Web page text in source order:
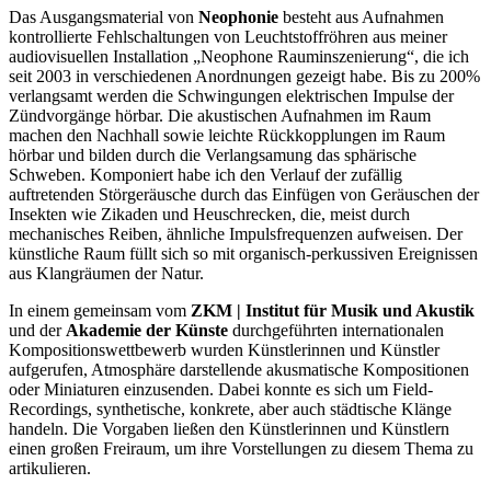
Das Ausgangsmaterial von Neophonie besteht aus Aufnahmen
kontrollierte Fehlschaltungen von Leuchtstoffröhren aus meiner
audiovisuellen Installation „Neophone Rauminszenierung“, die ich
seit 2003 in verschiedenen Anordnungen gezeigt habe. Bis zu 200%
verlangsamt werden die Schwingungen elektrischen Impulse der
Zündvorgänge hörbar. Die akustischen Aufnahmen im Raum
machen den Nachhall sowie leichte Rückkopplungen im Raum
hörbar und bilden durch die Verlangsamung das sphärische
Schweben. Komponiert habe ich den Verlauf der zufällig
auftretenden Störgeräusche durch das Einfügen von Geräuschen der
Insekten wie Zikaden und Heuschrecken, die, meist durch
mechanisches Reiben, ähnliche Impulsfrequenzen aufweisen. Der
künstliche Raum füllt sich so mit organisch-perkussiven Ereignissen
aus Klangräumen der Natur.
In einem gemeinsam vom ZKM | Institut für Musik und Akustik
und der Akademie der Künste durchgeführten internationalen
Kompositionswettbewerb wurden Künstlerinnen und Künstler
aufgerufen, Atmosphäre darstellende akusmatische Kompositionen
oder Miniaturen einzusenden. Dabei konnte es sich um Field-
Recordings, synthetische, konkrete, aber auch städtische Klänge
handeln. Die Vorgaben ließen den Künstlerinnen und Künstlern
einen großen Freiraum, um ihre Vorstellungen zu diesem Thema zu
artikulieren.